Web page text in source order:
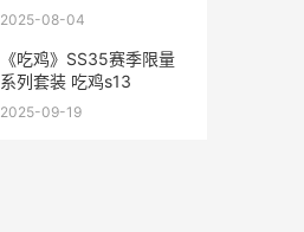
载
2025-08-04
《吃鸡》SS35赛季限量
系列套装 吃鸡s13
2025-09-19